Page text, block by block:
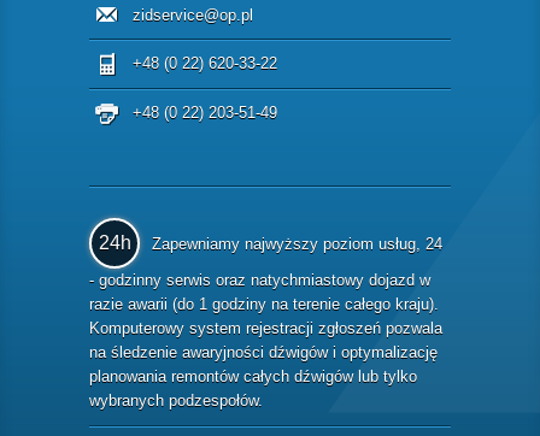
zidservice@op.pl
+48 (0 22) 620-33-22
+48 (0 22) 203-51-49
24h
Zapewniamy najwyższy poziom usług, 24
- godzinny serwis oraz natychmiastowy dojazd w
razie awarii (do 1 godziny na terenie całego kraju).
Komputerowy system rejestracji zgłoszeń pozwala
na śledzenie awaryjności dźwigów i optymalizację
planowania remontów całych dźwigów lub tylko
wybranych podzespołów.